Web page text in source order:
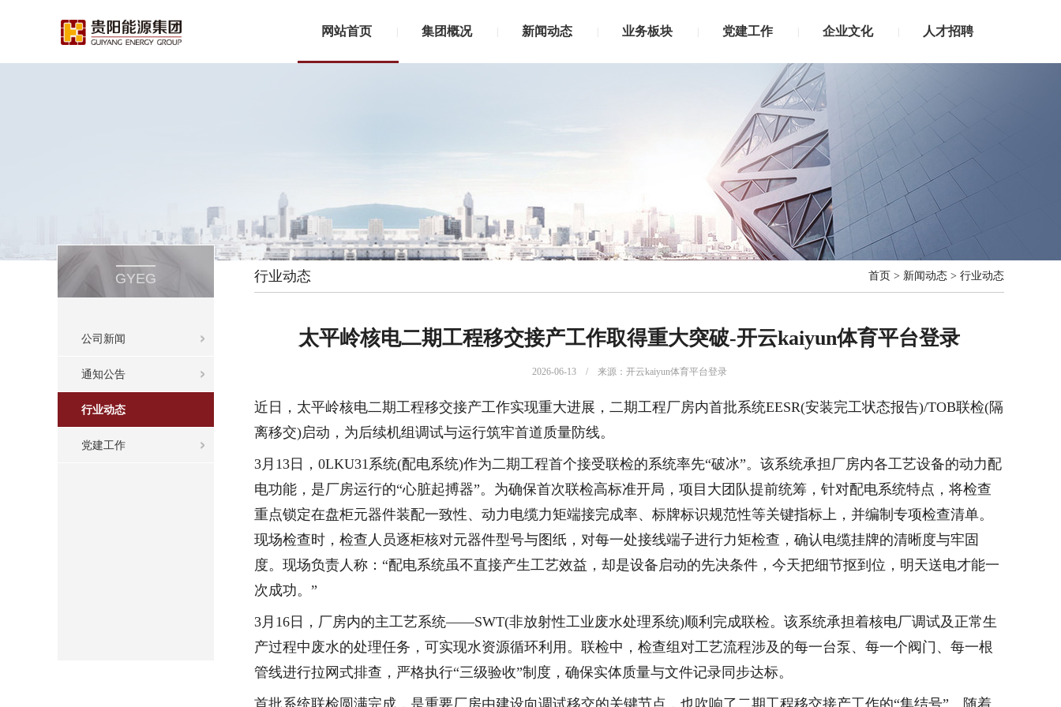
网站首页 集团概况 新闻动态 业务板块 党建工作 企业文化 人才招聘
GYEG
公司新闻
通知公告
行业动态
党建工作
行业动态 首页 > 新闻动态 > 行业动态
太平岭核电二期工程移交接产工作取得重大突破-开云kaiyun体育平台登录
2026-06-13 / 来源：开云kaiyun体育平台登录
近日，太平岭核电二期工程移交接产工作实现重大进展，二期工程厂房内首批系统EESR(安装完工状态报告)/TOB联检(隔
离移交)启动，为后续机组调试与运行筑牢首道质量防线。
3月13日，0LKU31系统(配电系统)作为二期工程首个接受联检的系统率先“破冰”。该系统承担厂房内各工艺设备的动力配
电功能，是厂房运行的“心脏起搏器”。为确保首次联检高标准开局，项目大团队提前统筹，针对配电系统特点，将检查
重点锁定在盘柜元器件装配一致性、动力电缆力矩端接完成率、标牌标识规范性等关键指标上，并编制专项检查清单。
现场检查时，检查人员逐柜核对元器件型号与图纸，对每一处接线端子进行力矩检查，确认电缆挂牌的清晰度与牢固
度。现场负责人称：“配电系统虽不直接产生工艺效益，却是设备启动的先决条件，今天把细节抠到位，明天送电才能一
次成功。”
3月16日，厂房内的主工艺系统——SWT(非放射性工业废水处理系统)顺利完成联检。该系统承担着核电厂调试及正常生
产过程中废水的处理任务，可实现水资源循环利用。联检中，检查组对工艺流程涉及的每一台泵、每一个阀门、每一根
管线进行拉网式排查，严格执行“三级验收”制度，确保实体质量与文件记录同步达标。
首批系统联检圆满完成，是重要厂房由建设向调试移交的关键节点，也吹响了二期工程移交接产工作的“集结号”。随着